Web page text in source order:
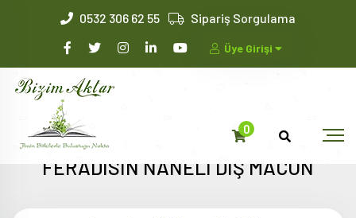
0532 306 62 55 Sipariş Sorgulama
Üye Girişi
0
FERADİSİN NANELİ DİŞ MACUN